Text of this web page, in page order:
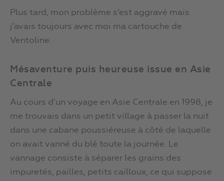
Plus tard, mon problème s’est aggravé mais
j’avais toujours avec moi ma cartouche de
Ventoline.
Mésaventure puis heureuse issue en Asie
Centrale
Au cours d’un voyage en Asie Centrale en 1998, je
me trouvais dans un petit village à passer la nuit
dans une cabane poussiéreuse à côté de laquelle
on avait vanné du blé toute la journée. Le
vannage consiste à séparer les grains des
impuretés, pailles, petits cailloux, ce qui suppose